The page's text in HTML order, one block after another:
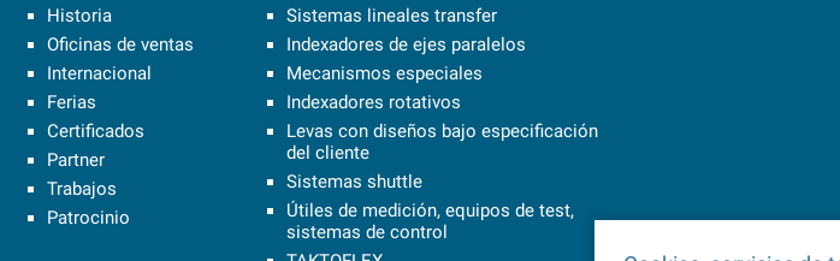
Historia
Oficinas de ventas
Internacional
Ferias
Certificados
Partner
Trabajos
Patrocinio
Sistemas lineales transfer
Indexadores de ejes paralelos
Mecanismos especiales
Indexadores rotativos
Levas con diseños bajo especificación
del cliente
Sistemas shuttle
Útiles de medición, equipos de test,
sistemas de control